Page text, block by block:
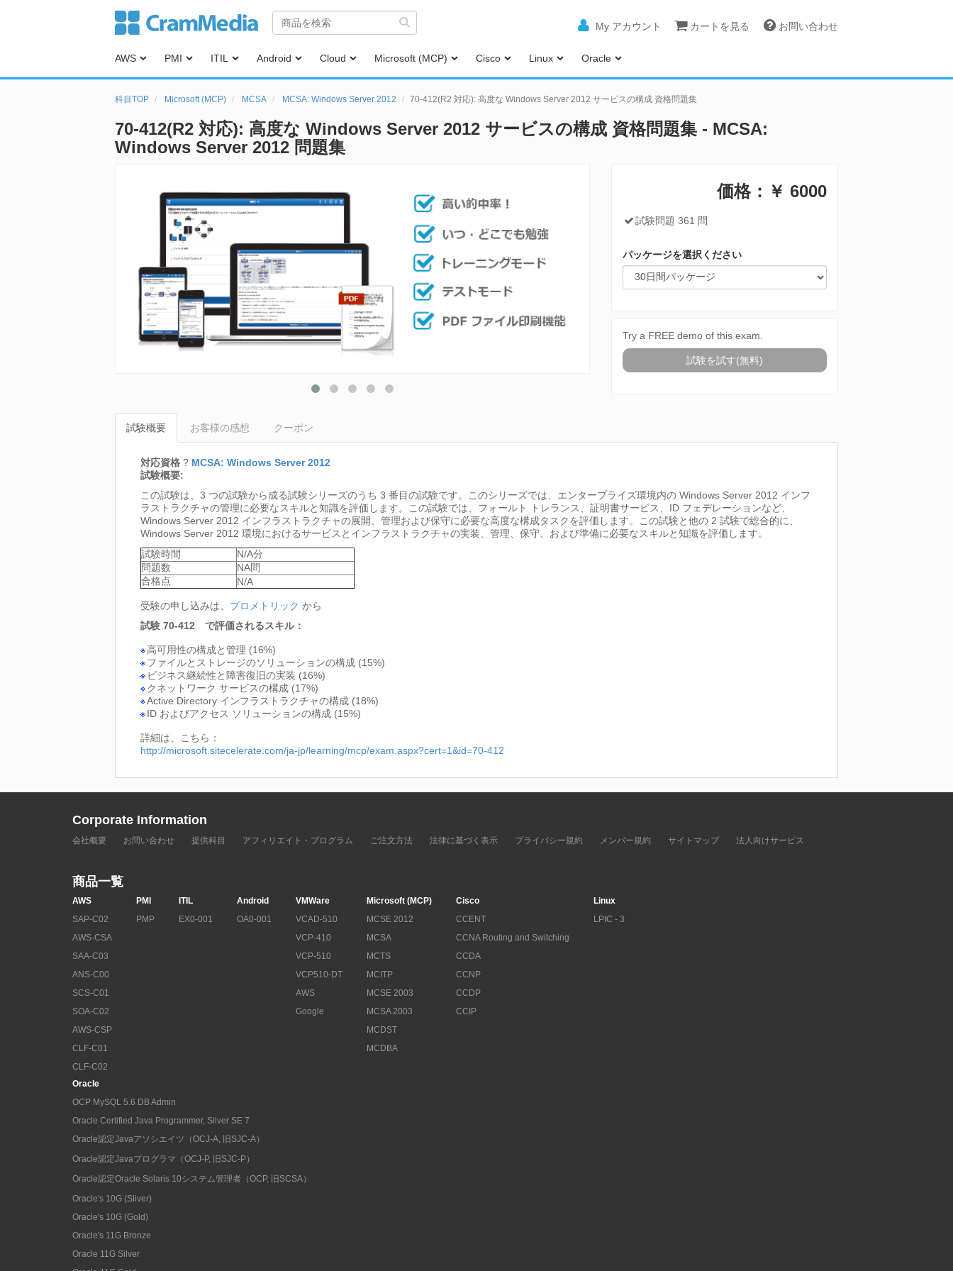
My アカウント カートを見る お問い合わせ
AWS PMI ITIL Android Cloud Microsoft (MCP) Cisco Linux Oracle
科目TOP Microsoft (MCP) MCSA MCSA: Windows Server 2012 70-412(R2 対応): 高度な Windows Server 2012 サービスの構成 資格問題集
70-412(R2 対応): 高度な Windows Server 2012 サービスの構成 資格問題集 - MCSA:
Windows Server 2012 問題集
価格：￥ 6000
試験問題 361 問
パッケージを選択ください
Try a FREE demo of this exam.
試験を試す(無料)
試験概要 お客様の感想 クーポン
対応資格 ? MCSA: Windows Server 2012
試験概要:
この試験は、3 つの試験から成る試験シリーズのうち 3 番目の試験です。このシリーズでは、エンタープライズ環境内の Windows Server 2012 インフ
ラストラクチャの管理に必要なスキルと知識を評価します。この試験では、フォールト トレランス、証明書サービス、ID フェデレーションなど、
Windows Server 2012 インフラストラクチャの展開、管理および保守に必要な高度な構成タスクを評価します。この試験と他の 2 試験で総合的に、
Windows Server 2012 環境におけるサービスとインフラストラクチャの実装、管理、保守、および準備に必要なスキルと知識を評価します。
試験時間
N/A分
問題数
NA問
合格点
N/A
受験の申し込みは、 プロメトリック から
試験 70-412 で評価されるスキル：
高可用性の構成と管理 (16%)
ファイルとストレージのソリューションの構成 (15%)
ビジネス継続性と障害復旧の実装 (16%)
クネットワーク サービスの構成 (17%)
Active Directory インフラストラクチャの構成 (18%)
ID およびアクセス ソリューションの構成 (15%)
詳細は、こちら：
http://microsoft.sitecelerate.com/ja-jp/learning/mcp/exam.aspx?cert=1&id=70-412
Corporate Information
会社概要 お問い合わせ 提供科目 アフィリエイト・プログラム ご注文方法 法律に基づく表示 プライバシー規約 メンバー規約 サイトマップ 法人向けサービス
商品一覧
AWS
SAP-C02
AWS-CSA
SAA-C03
ANS-C00
SCS-C01
SOA-C02
AWS-CSP
CLF-C01
CLF-C02
PMI
PMP
ITIL
EX0-001
Android
OA0-001
VMWare
VCAD-510
VCP-410
VCP-510
VCP510-DT
AWS
Google
Microsoft (MCP)
MCSE 2012
MCSA
MCTS
MCITP
MCSE 2003
MCSA 2003
MCDST
MCDBA
Cisco
CCENT
CCNA Routing and Switching
CCDA
CCNP
CCDP
CCIP
Linux
LPIC - 3
Oracle
OCP MySQL 5.6 DB Admin
Oracle Certified Java Programmer, Silver SE 7
Oracle認定Javaアソシエイツ（OCJ-A, 旧SJC-A）
Oracle認定Javaプログラマ（OCJ-P, 旧SJC-P）
Oracle認定Oracle Solaris 10システム管理者（OCP, 旧SCSA）
Oracle's 10G (Sliver)
Oracle's 10G (Gold)
Oracle's 11G Bronze
Oracle 11G Silver